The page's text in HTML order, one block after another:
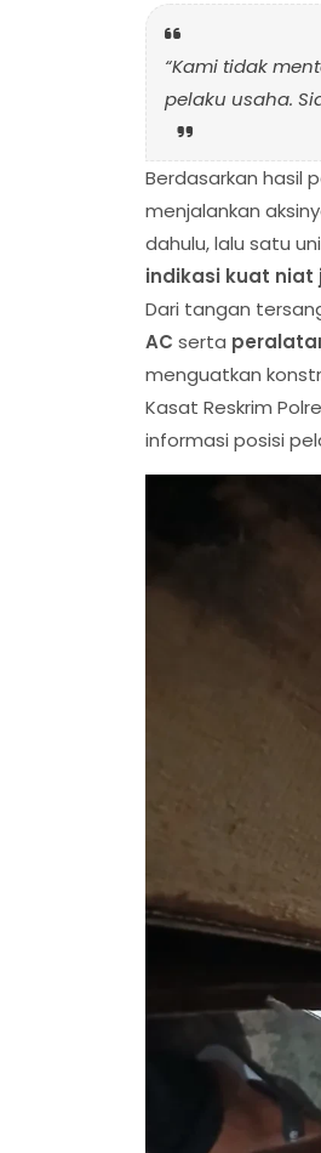
“Kami tidak
pelaku usaha.
Berdasarkan hasil
menjalankan
dahulu, lalu satu
indikasi kuat
Dari tangan
AC serta
menguatkan
Kasat Reskrim
informasi posisi